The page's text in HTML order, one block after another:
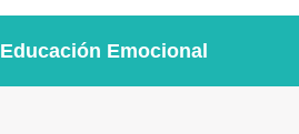
Educación Emocional